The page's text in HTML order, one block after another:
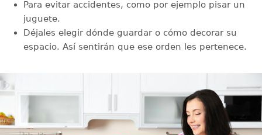
Para evitar accidentes, como por ejemplo pisar un
juguete.
Déjales elegir dónde guardar o cómo decorar su
espacio. Así sentirán que ese orden les pertenece.